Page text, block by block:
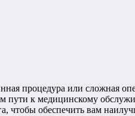
процедура или сложная
пути к медицинскому
чтобы обеспечить вам